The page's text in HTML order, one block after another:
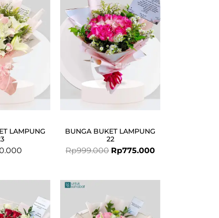
LAMPUNG
BUNGA BUKET LAMPUNG
22
Rp999.000
was:
Rp999.000.
Rp775.000
is:
Rp775.000.
was:
Current
is: